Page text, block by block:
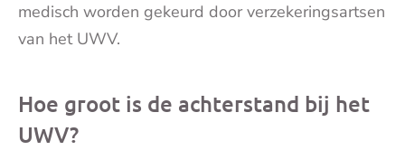
medisch worden gekeurd door verzekeringsartsen
van het UWV.
Hoe groot is de achterstand bij het
UWV?